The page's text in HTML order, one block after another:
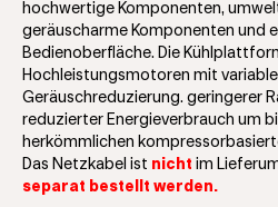
hochwertige Komponenten,
geräuscharme Komponenten und
Bedienoberfläche. Die
Hochleistungsmotoren mit
Geräuschreduzierung. geringerer
reduzierter Energieverbrauch um
herkömmlichen
Das Netzkabel ist nicht im
separat bestellt werden.